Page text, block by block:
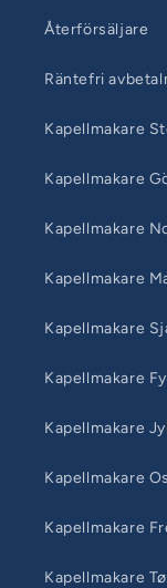
Återförsäljare
Räntefri
Kapellmakare
Kapellmakare
Kapellmakare
Kapellmakare
Kapellmakare
Kapellmakare
Kapellmakare
Kapellmakare
Kapellmakare
Kapellmakare